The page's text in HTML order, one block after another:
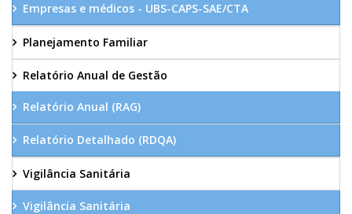
Empresas e médicos - UBS-CAPS-SAE/CTA
Planejamento Familiar
Relatório Anual de Gestão
Relatório Anual (RAG)
Relatório Detalhado (RDQA)
Vigilância Sanitária
Vigilância Sanitária